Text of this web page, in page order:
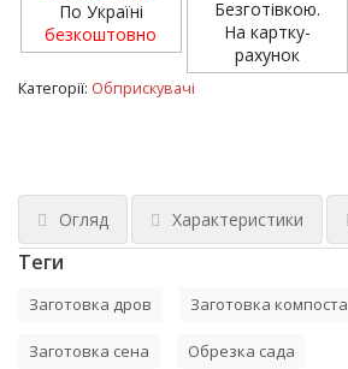
По Україні
безкоштовно
Безготівкою.
На картку-
рахунок
Категорії: Обприскувачі
Огляд Характеристики
Теги
Заготовка дров Заготовка компоста
Заготовка сена Обрезка сада